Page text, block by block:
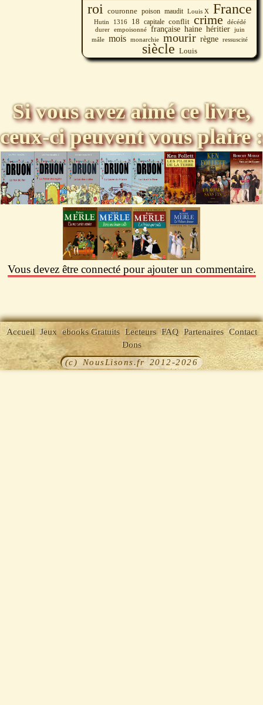
roi couronne poison maudit Louis X France
Hutin 1316 18 capitale conflit crime
décédé
durer
empoisonné française haine héritier
juin
mâle mois monarchie mourir règne ressuscité
siècle Louis
Si vous avez aimé ce livre,
ceux-ci peuvent vous plaire :
Vous devez être connecté pour ajouter un commentaire.
Accueil Jeux ebooks Gratuits Lecteurs FAQ Partenaires Contact
Dons
(c) NousLisons.fr 2012-2026